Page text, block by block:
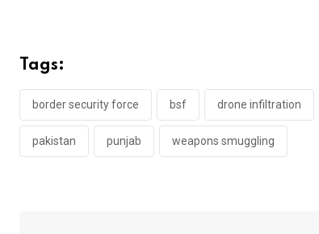
Tags:
border security force bsf drone infiltration
pakistan punjab weapons smuggling